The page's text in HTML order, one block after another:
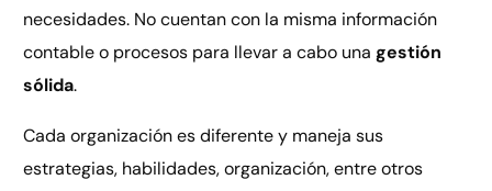
necesidades. No cuentan con la misma información
contable o procesos para llevar a cabo unagestión
sólida.
Cada organización es diferente y maneja sus
estrategias, habilidades, organización, entre otros